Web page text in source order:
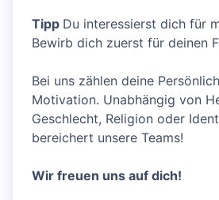
Tipp Du interessierst dich für
Bewirb dich zuerst für deinen
Bei uns zählen deine
Motivation. Unabhängig von
Geschlecht, Religion oder
bereichert unsere Teams!
Wir freuen uns auf dich!